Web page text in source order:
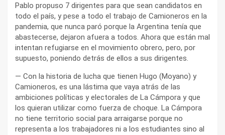
Pablo propuso 7 dirigentes para que sean candidatos en
todo el país, y pese a todo el trabajo de Camioneros en la
pandemia, que nunca paró porque la Argentina tenía que
abastecerse, dejaron afuera a todos. Ahora que están mal
intentan refugiarse en el movimiento obrero, pero, por
supuesto, poniendo detrás de ellos a sus dirigentes.
— Con la historia de lucha que tienen Hugo (Moyano) y
Camioneros, es una lástima que vaya atrás de las
ambiciones políticas y electorales de La Cámpora y que
los quieran utilizar como fuerza de choque. La Cámpora
no tiene territorio social para arraigarse porque no
representa a los trabajadores ni a los estudiantes sino al